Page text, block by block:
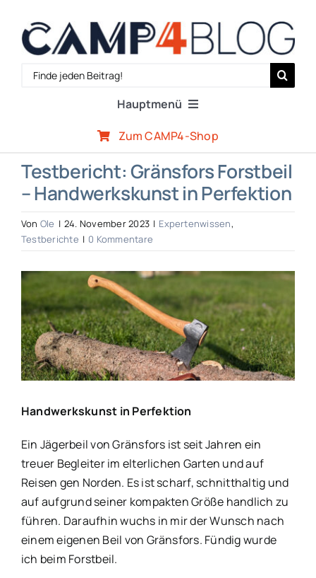
Inhalt
springen
Search
Hauptmenü
Reiseberichte
Expertenwissen
Outdoor-Szene
CAMP4-Team
Zum CAMP4-Shop
Testbericht: Gränsfors Forstbeil
– Handwerkskunst in Perfektion
Von Ole | 24. November 2023 | Expertenwissen,
Testberichte | 0 Kommentare
Zeige
grösseres
Bild
Handwerkskunst in Perfektion
Ein Jägerbeil von Gränsfors ist seit Jahren ein
treuer Begleiter im elterlichen Garten und auf
Reisen gen Norden. Es ist scharf, schnitthaltig und
auf aufgrund seiner kompakten Größe handlich zu
führen. Daraufhin wuchs in mir der Wunsch nach
einem eigenen Beil von Gränsfors. Fündig wurde
ich beim Forstbeil.